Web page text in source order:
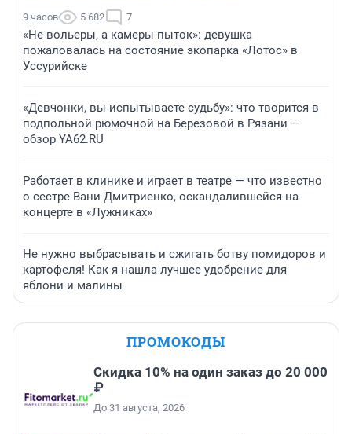
9 часов 5 682 7
«Не вольеры, а камеры пыток»: девушка
пожаловалась на состояние экопарка «Лотос» в
Уссурийске
«Девчонки, вы испытываете судьбу»: что творится в
подпольной рюмочной на Березовой в Рязани —
обзор YA62.RU
Работает в клинике и играет в театре — что известно
о сестре Вани Дмитриенко, оскандалившейся на
концерте в «Лужниках»
Не нужно выбрасывать и сжигать ботву помидоров и
картофеля! Как я нашла лучшее удобрение для
яблони и малины
ПРОМОКОДЫ
Скидка 10% на один заказ до 20 000
₽
До 31 августа, 2026